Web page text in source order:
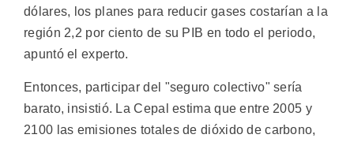
dólares, los planes para reducir gases costarían a la
región 2,2 por ciento de su PIB en todo el periodo,
apuntó el experto.
Entonces, participar del "seguro colectivo" sería
barato, insistió. La Cepal estima que entre 2005 y
2100 las emisiones totales de dióxido de carbono,